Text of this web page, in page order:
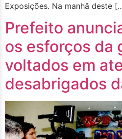
Exposições. Na manhã deste
Prefeito
os esforços da
voltados em
desabrigados